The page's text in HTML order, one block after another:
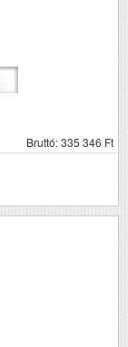
Bruttó: 335 346 Ft